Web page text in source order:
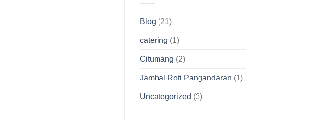
Blog (21)
catering (1)
Citumang (2)
Jambal Roti Pangandaran (1)
Uncategorized (3)